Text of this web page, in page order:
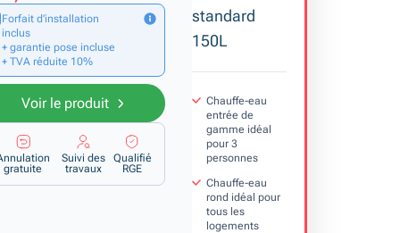
standard
150L
Chauffe-eau
entrée de
gamme idéal
pour 3
personnes
Chauffe-eau
rond idéal pour
tous les
logements
Forfait d’installation
inclus
+ garantie pose incluse
+ TVA réduite 10%
Voir le produit
gratuite
Suivi des
travaux
Qualifié
RGE